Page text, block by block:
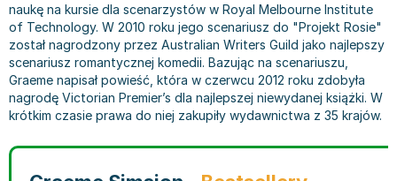
Szkoły wyższe
Szkoła zawodowa
II Wojna Światowa - książki
Książki militarne
Książki: Prawo
Inne
Książki: Prawo administracyjne
Książki: Prawo cywilne
Książki: Prawo finansowe
Książki horrory
Science Fiction - książki
Książki kryminały
Książki z poezją, aforyzmami i dramaty
Książki dramaty
Książki humorystyczne i aforyzmy
Tomiki poezji
Książki dla dzieci
Książki dla dzieci do 2 lat
Książki: bajki dla dzieci do 2 lat
Do kąpieli i zabawy
Kolorowanki i książki do naklejania do 2 lat
Książki grające, z puzzlami i magnesami do 2 lat
Obrazki kontrastowe dla niemowląt
Mapy
Mapy - Polska
Mapy - Świat
Przewodniki turystyczne
Przewodniki turystyczne - Polska
Przewodniki turystyczne - Świat
Książki: Zdrowie, rodzina, związki
Monika Szwaja
Camilla Läckberg
Jan Kochanowski
Henning Mankell
Beata Pawlikowska
L.J. Smith
Diana Palmer
naukę na kursie dla scenarzystów w Royal Melbourne Institute
of Technology. W 2010 roku jego scenariusz do "Projekt Rosie"
został nagrodzony przez Australian Writers Guild jako najlepszy
scenariusz romantycznej komedii. Bazując na scenariuszu,
Graeme napisał powieść, która w czerwcu 2012 roku zdobyła
nagrodę Victorian Premier’s dla najlepszej niewydanej książki. W
krótkim czasie prawa do niej zakupiły wydawnictwa z 35 krajów.